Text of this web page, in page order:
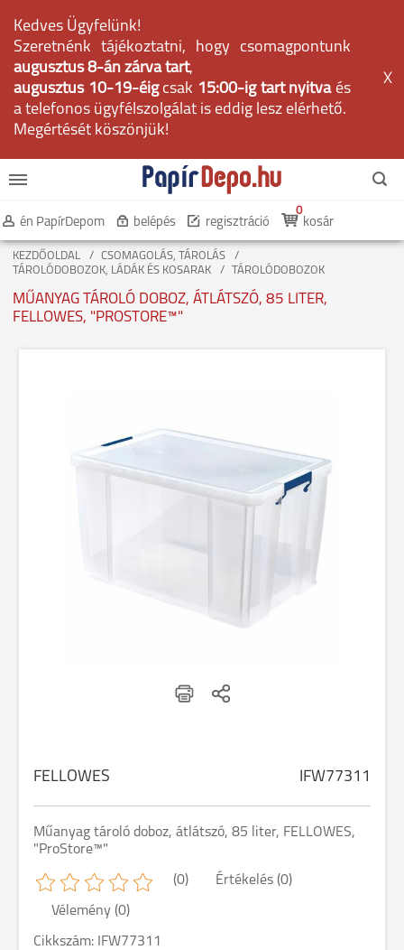
Kedves Ügyfelünk!
Szeretnénk tájékoztatni, hogy csomagpontunk
augusztus 8-án zárva tart,
augusztus 10-19-éig csak 15:00-ig tart nyitvaés
a telefonos ügyfélszolgálat is eddig lesz elérhető.
Megértését köszönjük!
X
én PapírDepom belépés regisztráció kosár
0
KEZDŐOLDAL
CSOMAGOLÁS, TÁROLÁS
TÁROLÓDOBOZOK, LÁDÁK ÉS KOSARAK
TÁROLÓDOBOZOK
MŰANYAG TÁROLÓ DOBOZ, ÁTLÁTSZÓ, 85 LITER,
FELLOWES, "PROSTORE™"
FELLOWES IFW77311
Műanyag tároló doboz, átlátszó, 85 liter, FELLOWES,
"ProStore™"
(0) Értékelés (0)
Vélemény (0)
Cikkszám: IFW77311